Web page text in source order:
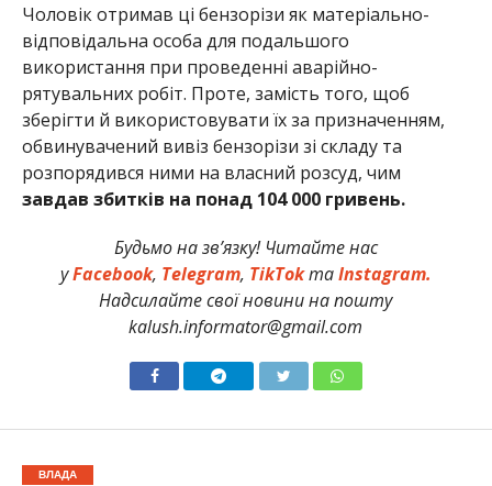
Чоловік отримав ці бензорізи як матеріально-
відповідальна особа для подальшого
використання при проведенні аварійно-
рятувальних робіт. Проте, замість того, щоб
зберігти й використовувати їх за призначенням,
обвинувачений вивіз бензорізи зі складу та
розпорядився ними на власний розсуд, чим
завдав збитків на понад 104 000 гривень.
Будьмо на зв’язку! Читайте нас
уFacebook, Telegram, TikTokтаInstagram.
Надсилайте свої новини на пошту
kalush.informator@gmail.com
ВЛАДА